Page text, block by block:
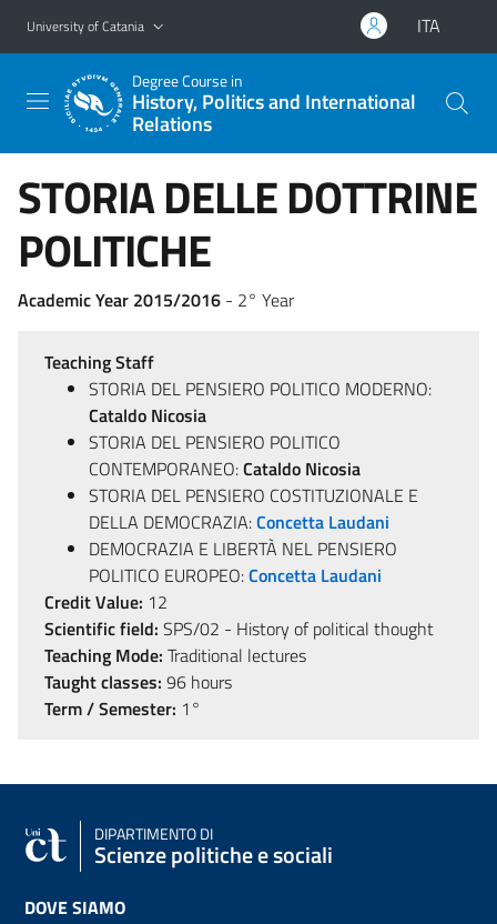
Go to main content
Go to navigation menu
University of Catania ITA
Degree Course in
History, Politics and International
Relations
STORIA DELLE DOTTRINE
POLITICHE
Academic Year 2015/2016 - 2° Year
Teaching Staff
STORIA DEL PENSIERO POLITICO MODERNO:
Cataldo Nicosia
STORIA DEL PENSIERO POLITICO
CONTEMPORANEO:Cataldo Nicosia
STORIA DEL PENSIERO COSTITUZIONALE E
DELLA DEMOCRAZIA:Concetta Laudani
DEMOCRAZIA E LIBERTÀ NEL PENSIERO
POLITICO EUROPEO:Concetta Laudani
Credit Value: 12
Scientific field: SPS/02 - History of political thought
Teaching Mode: Traditional lectures
Taught classes: 96 hours
Term / Semester: 1°
DIPARTIMENTO DI
Scienze politiche e sociali
DOVE SIAMO